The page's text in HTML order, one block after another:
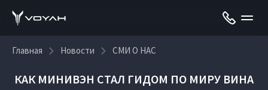
Главная Новости СМИ О НАС
КАК МИНИВЭН СТАЛ ГИДОМ ПО МИРУ ВИНА